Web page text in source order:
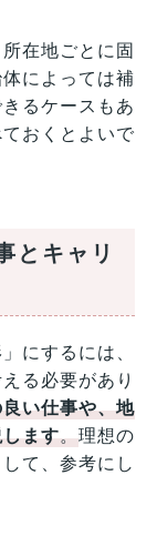
在地ごとに固
によっては補
るケースもあ
おくとよいで
とキャリ
にするには、
る必要があり
い仕事や、地
ます。理想の
て、参考にし